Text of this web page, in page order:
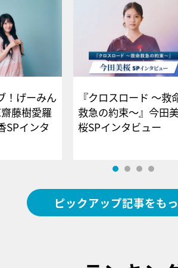
！げーみん
藤樹愛羅
SPインタ
『クロスロード ～救
救急の約束～』今田
桜SPインタビュー
ピックアップ記事をも